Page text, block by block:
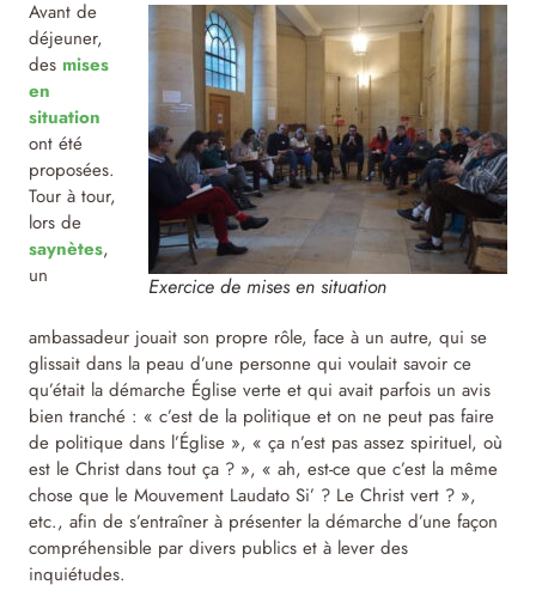
Exercice de mises en situation
Avant de
déjeuner,
des mises
en
situation
ont été
proposées.
Tour à tour,
lors de
saynètes,
un
ambassadeur jouait son propre rôle, face à un autre, qui se
glissait dans la peau d’une personne qui voulait savoir ce
qu’était la démarche Église verte et qui avait parfois un avis
bien tranché : « c’est de la politique et on ne peut pas faire
de politique dans l’Église », « ça n’est pas assez spirituel, où
est le Christ dans tout ça ? », « ah, est-ce que c’est la même
chose que le Mouvement Laudato Si’ ? Le Christ vert ? »,
etc., afin de s’entraîner à présenter la démarche d’une façon
compréhensible par divers publics et à lever des
inquiétudes.